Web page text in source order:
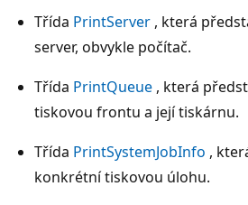
Třída PrintServer , která
server, obvykle počítač.
Třída PrintQueue , která
tiskovou frontu a její tiskárnu.
Třída PrintSystemJobInfo ,
konkrétní tiskovou úlohu.